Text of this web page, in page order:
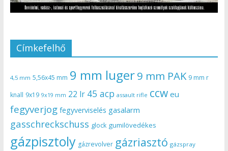
Címkefelhő
4,5 mm 5,56x45 mm 9 mm luger9 mm PAK 9 mm r
knall 9x19 9x19 mm 22 lr 45 acp assault rifle ccw eu
fegyverjog fegyverviselés gasalarm
gasschreckschuss glock gumilövedékes
gázpisztoly gázrevolver gázriasztó gázspray